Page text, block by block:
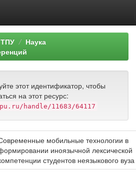
Наука
этот идентификатор, чтобы
на этот ресурс:
handle/11683/64117
мобильные технологии в
иноязычной лексической
студентов неязыкового вуза